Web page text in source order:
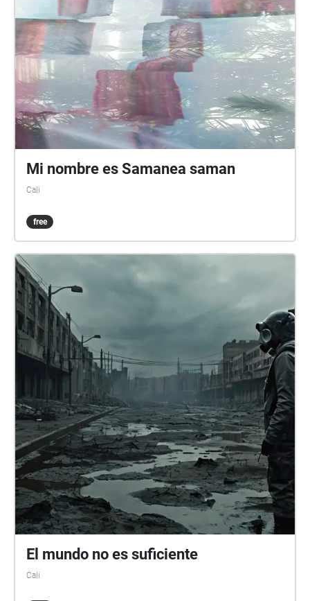
Mi nombre es Samanea saman
Cali
free
El mundo no es suficiente
Cali